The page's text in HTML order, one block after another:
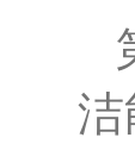
洁